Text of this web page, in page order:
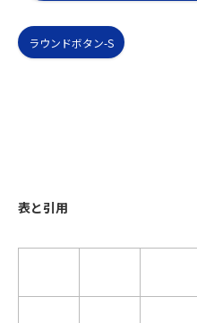
ラウンドボタン-S
表と引用